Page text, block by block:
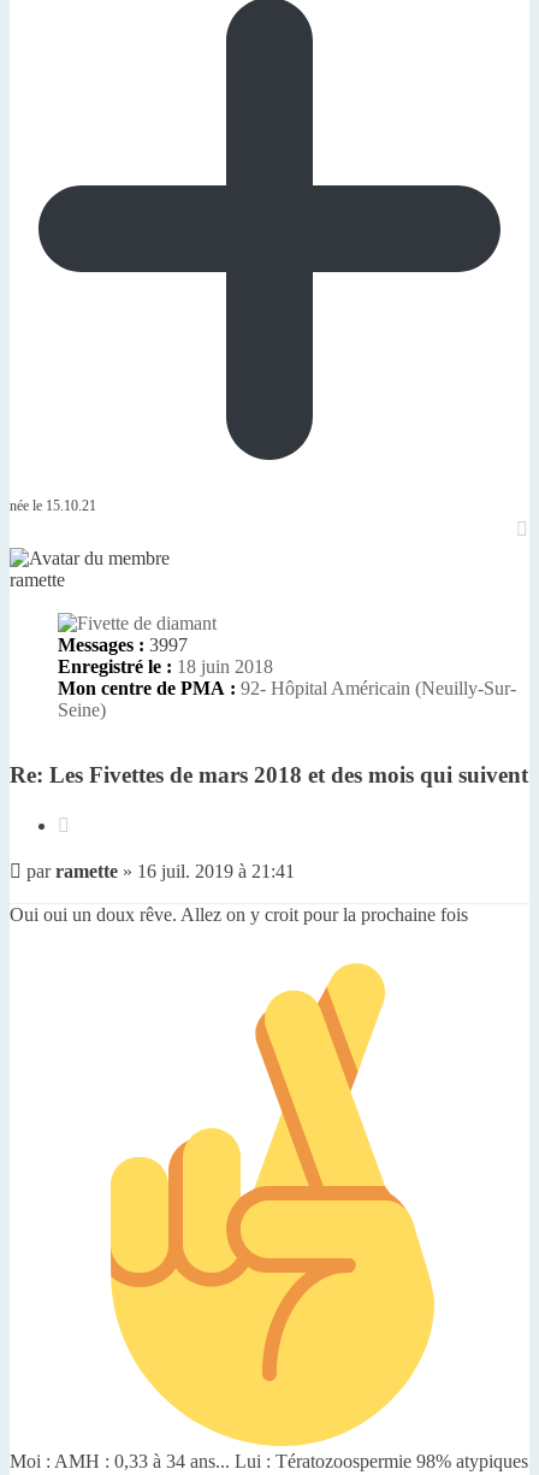
née le 15.10.21
ramette
Messages : 3997
Enregistré le : 18 juin 2018
Mon centre de PMA : 92- Hôpital Américain (Neuilly-Sur-
Seine)
Re: Les Fivettes de mars 2018 et des mois qui suivent
Message
non
lu
parramette » 16 juil. 2019 à 21:41
Oui oui un doux rêve. Allez on y croit pour la prochaine fois
Moi : AMH : 0,33 à 34 ans... Lui : Tératozoospermie 98% atypiques